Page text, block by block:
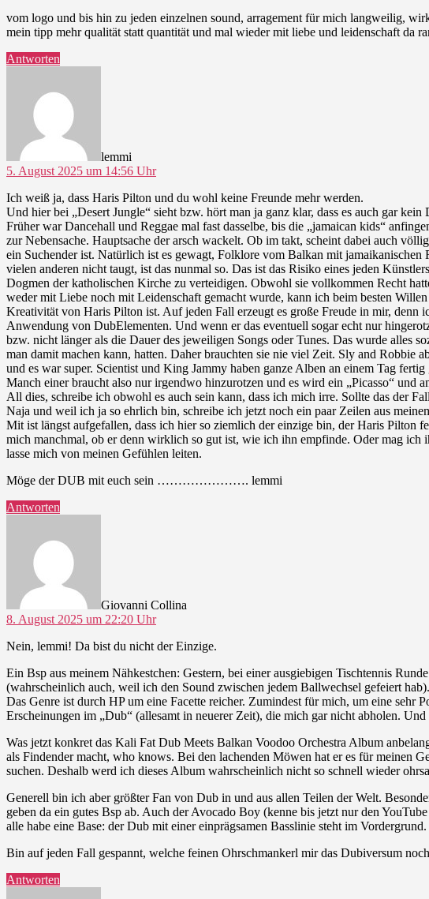
vom logo und bis hin zu jeden einzelnen sound, arragement für mich langweilig,
mein tipp mehr qualität statt quantität und mal wieder mit liebe und leidenschaft da
Antworten
lemmi
5. August 2025 um 14:56 Uhr
Ich weiß ja, dass Haris Pilton und du wohl keine Freunde mehr werden.
Und hier bei „Desert Jungle“ sieht bzw. hört man ja ganz klar, dass es auch gar
Früher war Dancehall und Reggae mal fast dasselbe, bis die „jamaican kids“
zur Nebensache. Hauptsache der arsch wackelt. Ob im takt, scheint dabei auch
ein Suchender ist. Natürlich ist es gewagt, Folklore vom Balkan mit
vielen anderen nicht taugt, ist das nunmal so. Das ist das Risiko eines jeden
Dogmen der katholischen Kirche zu verteidigen. Obwohl sie vollkommen Recht
weder mit Liebe noch mit Leidenschaft gemacht wurde, kann ich beim besten
Kreativität von Haris Pilton ist. Auf jeden Fall erzeugt es große Freude in mir, denn
Anwendung von DubElementen. Und wenn er das eventuell sogar echt nur
bzw. nicht länger als die Dauer des jeweiligen Songs oder Tunes. Das wurde alles
man damit machen kann, hatten. Daher brauchten sie nie viel Zeit. Sly and Robbie
und es war super. Scientist und King Jammy haben ganze Alben an einem Tag
Manch einer braucht also nur irgendwo hinzurotzen und es wird ein „Picasso“ und
All dies, schreibe ich obwohl es auch sein kann, dass ich mich irre. Sollte das der
Naja und weil ich ja so ehrlich bin, schreibe ich jetzt noch ein paar Zeilen aus
Mit ist längst aufgefallen, dass ich hier so ziemlich der einzige bin, der Haris Pilton
mich manchmal, ob er denn wirklich so gut ist, wie ich ihn empfinde. Oder mag
lasse mich von meinen Gefühlen leiten.
Möge der DUB mit euch sein …………………. lemmi
Antworten
Giovanni Collina
8. August 2025 um 22:20 Uhr
Nein, lemmi! Da bist du nicht der Einzige.
Ein Bsp aus meinem Nähkestchen: Gestern, bei einer ausgiebigen Tischtennis
(wahrscheinlich auch, weil ich den Sound zwischen jedem Ballwechsel gefeiert hab).
Das Genre ist durch HP um eine Facette reicher. Zumindest für mich, um eine sehr
Erscheinungen im „Dub“ (allesamt in neuerer Zeit), die mich gar nicht abholen.
Was jetzt konkret das Kali Fat Dub Meets Balkan Voodoo Orchestra Album
als Findender macht, who knows. Bei den lachenden Möwen hat er es für meinen
suchen. Deshalb werd ich dieses Album wahrscheinlich nicht so schnell wieder
Generell bin ich aber größter Fan von Dub in und aus allen Teilen der Welt.
geben da ein gutes Bsp ab. Auch der Avocado Boy (kenne bis jetzt nur den
alle habe eine Base: der Dub mit einer einprägsamen Basslinie steht im
Bin auf jeden Fall gespannt, welche feinen Ohrschmankerl mir das Dubiversum
Antworten